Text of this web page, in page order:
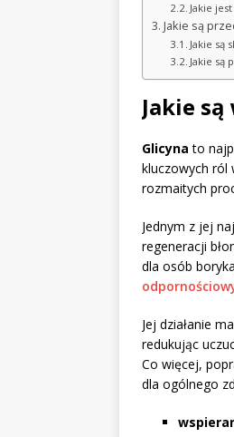
Jakie
Jakie są
Jakie są
Jakie są
Jakie
Glicyna to
kluczowych ról
rozmaitych
Jednym z jej
regeneracji
dla osób
Jej działanie
redukując
Co więcej,
dla ogólnego